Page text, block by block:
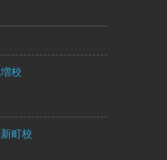
校
町校